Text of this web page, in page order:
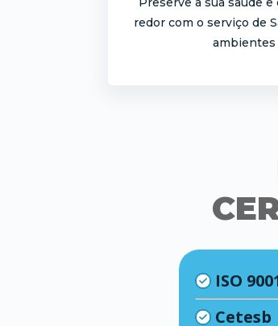
redor com o serviço de
ambientes
ISO
Cetesb